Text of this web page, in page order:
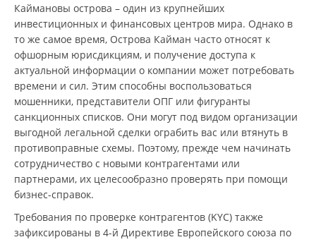
Каймановы острова – один из крупнейших
инвестиционных и финансовых центров мира. Однако в
то же самое время, Острова Кайман часто относят к
офшорным юрисдикциям, и получение доступа к
актуальной информации о компании может потребовать
времени и сил. Этим способны воспользоваться
мошенники, представители ОПГ или фигуранты
санкционных списков. Они могут под видом организации
выгодной легальной сделки ограбить вас или втянуть в
противоправные схемы. Поэтому, прежде чем начинать
сотрудничество с новыми контрагентами или
партнерами, их целесообразно проверять при помощи
бизнес-справок.
Требования по проверке контрагентов (KYC) также
зафиксированы в 4-й Директиве Европейского союза по